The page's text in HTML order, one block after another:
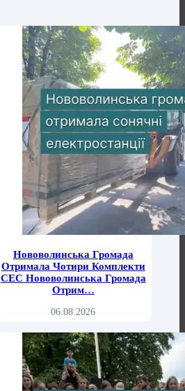
Нововолинська Громада
Отримала Чотири Комплекти
СЕС Нововолинська Громада
Отрим…
06.08.2026